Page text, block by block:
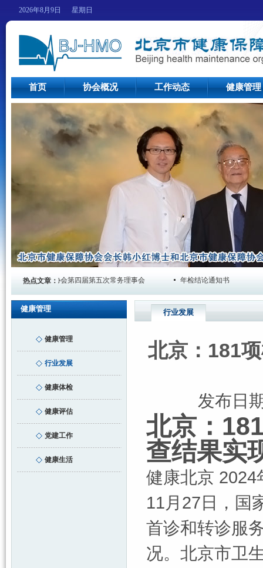
2026年8月9日 星期日
首页 协会概况 工作动态 健康管理
热点文章：
保障协会第四届第五次常务理事会 年检结论通知书
健康管理 行业发展
健康管理
行业发展
健康体检
健康评估
党建工作
健康生活
北京：181
发布日
北京：
查结果实
健康北京 2024
11月27日，国
首诊和转诊服
况。北京市卫